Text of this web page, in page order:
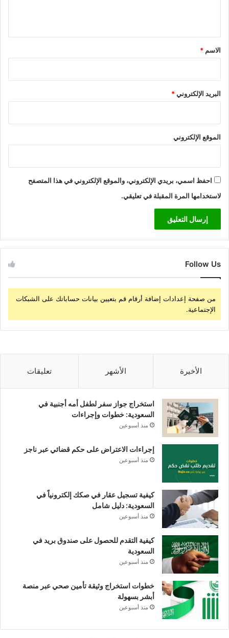
*
الاسم *
البريد الإلكتروني*
الموقع الإلكتروني
احفظ اسمي، بريدي الإلكتروني، والموقع الإلكتروني في هذا المتصفح
لاستخدامها المرة المقبلة في تعليقي.
Follow Us
من صفحة إعدادات إضافة أرقام قم بتعيين بيانات حساباتك على الشبكات
الإجتماعية.
الأخيرة الأشهر تعليقات
استخراج جواز سفر لطفل أمه أجنبية في
السعودية: خطوات وإجراءات
منذ أسبوعين
إجراءات الاعتراض على حكم قضائي عبر ناجز
منذ أسبوعين
كيفية تسجيل عقار في صكك إلكترونياً في
السعودية: دليل شامل
منذ أسبوعين
كيفية التقدم للحصول على صندوق بريد في
السعودية
منذ أسبوعين
خطوات استخراج وثيقة تأمين صحي عبر منصة
أبشر بسهولة
منذ أسبوعين